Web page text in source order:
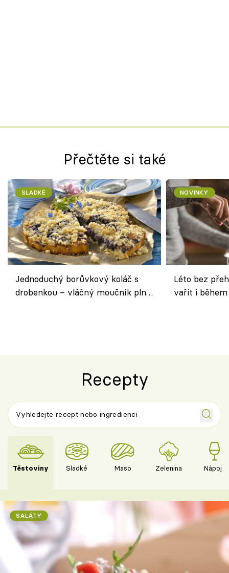
Přečtěte si také
SLADKÉ
Jednoduchý borůvkový koláč s
drobenkou – vláčný moučník plný
NOVINKY
Léto bez
vařit i
Recepty
Těstoviny Sladké Maso Zelenina Nápoje
SALÁTY